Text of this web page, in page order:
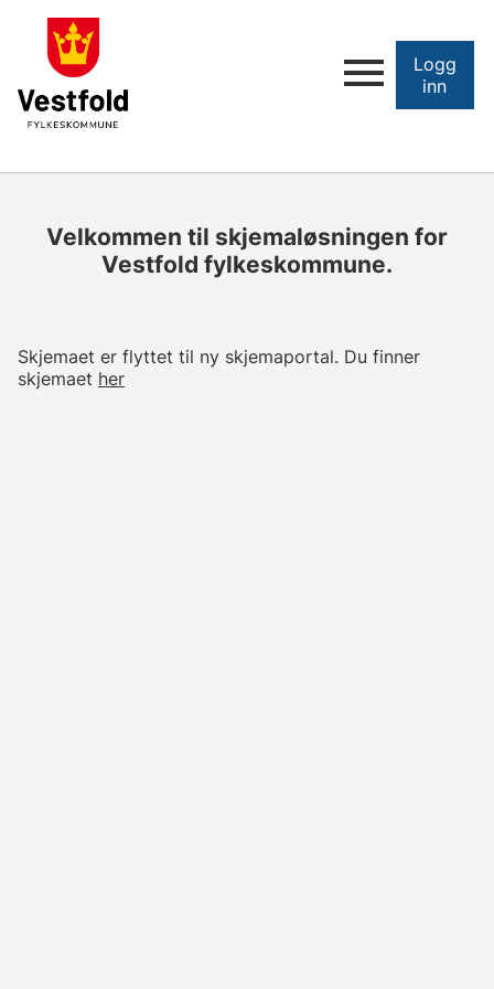
Logg
inn
Velkommen til skjemaløsningen for
Vestfold fylkeskommune.
Skjemaet er flyttet til ny skjemaportal. Du finner
skjemaet her